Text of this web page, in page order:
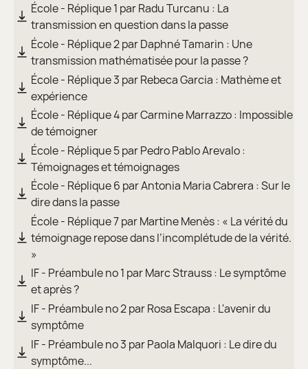
École - Réplique 1 par Radu Turcanu : La
transmission en question dans la passe
École - Réplique 2 par Daphné Tamarin : Une
transmission mathématisée pour la passe ?
École - Réplique 3 par Rebeca Garcia : Mathème et
expérience
École - Réplique 4 par Carmine Marrazzo : Impossible
de témoigner
École - Réplique 5 par Pedro Pablo Arevalo :
Témoignages et témoignages
École - Réplique 6 par Antonia Maria Cabrera : Sur le
dire dans la passe
École - Réplique 7 par Martine Menès : « La vérité du
témoignage repose dans l’incomplétude de la vérité.
»
IF - Préambule no 1 par Marc Strauss : Le symptôme
et après ?
IF - Préambule no 2 par Rosa Escapa : L'avenir du
symptôme
IF - Préambule no 3 par Paola Malquori : Le dire du
symptôme...